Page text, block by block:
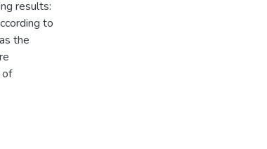
results:
to
the
of